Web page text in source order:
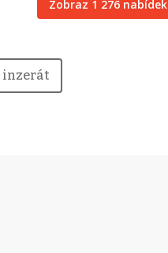
Zobraz 1 276 nabídek
inzerát